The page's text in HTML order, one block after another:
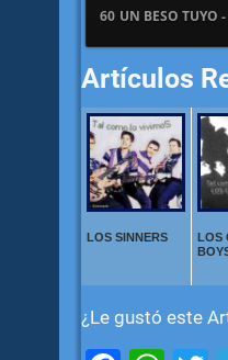
60 UN BESO TUYO
Artículos
LOS SINNERS
LOS
¿Le gustó este